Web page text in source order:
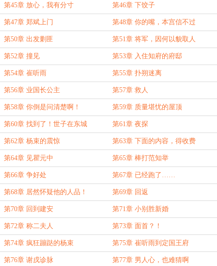
第45章 放心，我有分寸 第46章 下饺子
第47章 郑斌上门 第48章 你的嘴，本宫信不过
第50章 出发剿匪 第51章 将军，因何以貌取人
第52章 撞见 第53章 入住知府的府邸
第54章 崔听雨 第55章 扑朔迷离
第56章 业国长公主 第57章 救人
第58章 你倒是问清楚啊！ 第59章 质量堪忧的屋顶
第60章 找到了！世子在东城
门！！！
第61章 夜探
第62章 杨束的震惊 第63章 下面的内容，得收费
第64章 见瞿元中 第65章 棒打范知举
第66章 争好处 第67章 已经跑了……
第68章 居然怀疑他的人品！ 第69章 回返
第70章 回到建安 第71章 小别胜新婚
第72章 称二夫人 第73章 面首？！
第74章 疯狂蹦跶的杨束 第75章 崔听雨到定国王府
第76章 谢戌诊脉 第77章 男人心，也难猜啊